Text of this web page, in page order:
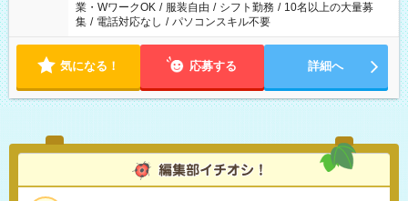
業・WワークOK / 服装自由 / シフト勤務 / 10名以上の大量募
集 / 電話対応なし / パソコンスキル不要
気になる！ 応募する 詳細へ